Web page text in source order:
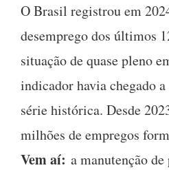
O Brasil registrou em
desemprego dos últimos
situação de quase pleno
indicador havia chegado
série histórica. Desde
milhões de empregos
Vem aí: a manutenção